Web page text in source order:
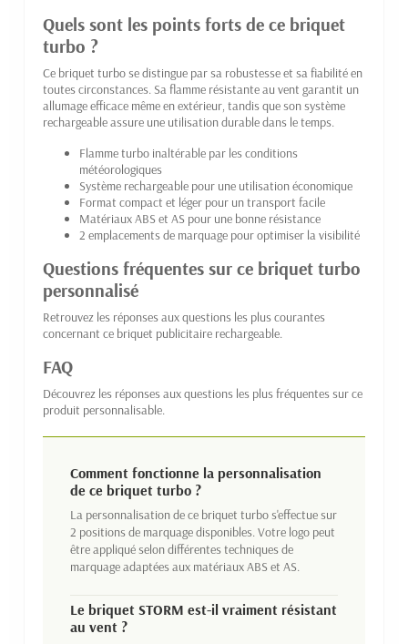
Quels sont les points forts de ce briquet
turbo ?
Ce briquet turbo se distingue par sa robustesse et sa fiabilité en
toutes circonstances. Sa flamme résistante au vent garantit un
allumage efficace même en extérieur, tandis que son système
rechargeable assure une utilisation durable dans le temps.
Flamme turbo inaltérable par les conditions
météorologiques
Système rechargeable pour une utilisation économique
Format compact et léger pour un transport facile
Matériaux ABS et AS pour une bonne résistance
2 emplacements de marquage pour optimiser la visibilité
Questions fréquentes sur ce briquet turbo
personnalisé
Retrouvez les réponses aux questions les plus courantes
concernant ce briquet publicitaire rechargeable.
FAQ
Découvrez les réponses aux questions les plus fréquentes sur ce
produit personnalisable.
Comment fonctionne la personnalisation
de ce briquet turbo ?
La personnalisation de ce briquet turbo s'effectue sur
2 positions de marquage disponibles. Votre logo peut
être appliqué selon différentes techniques de
marquage adaptées aux matériaux ABS et AS.
Le briquet STORM est-il vraiment résistant
au vent ?